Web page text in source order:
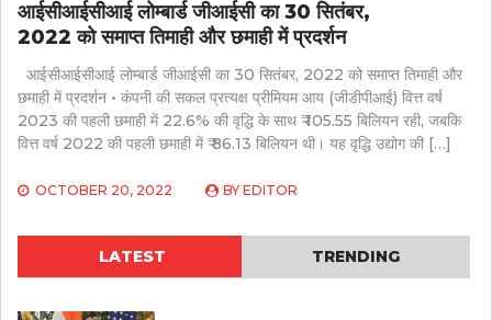
आईसीआईसीआई लोम्बार्ड जीआईसी का 30 सितंबर,
2022 को समाप्त तिमाही और छमाही में प्रदर्शन
आईसीआईसीआई लोम्बार्ड जीआईसी का 30 सितंबर, 2022 को समाप्त तिमाही और
छमाही में प्रदर्शन • कंपनी की सकल प्रत्यक्ष प्रीमियम आय (जीडीपीआई) वित्त वर्ष
2023 की पहली छमाही में 22.6% की वृद्धि के साथ ₹ 105.55 बिलियन रही, जबकि
वित्त वर्ष 2022 की पहली छमाही में ₹ 86.13 बिलियन थी। यह वृद्धि उद्योग की […]
OCTOBER 20, 2022 BY EDITOR
LATEST TRENDING